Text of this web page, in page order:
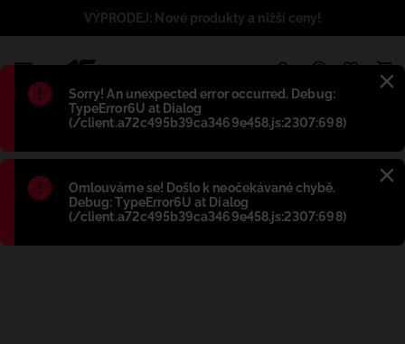
Błąd:
Sorry! An unexpected error occurred. Debug:
TypeError6U at Dialog
(/client.a72c495b39ca3469e458.js:2307:698)
Błąd:
Omlouváme se! Došlo k neočekávané chybě.
Debug: TypeError6U at Dialog
(/client.a72c495b39ca3469e458.js:2307:698)
VÝPRODEJ: Nové produkty a nižší ceny!